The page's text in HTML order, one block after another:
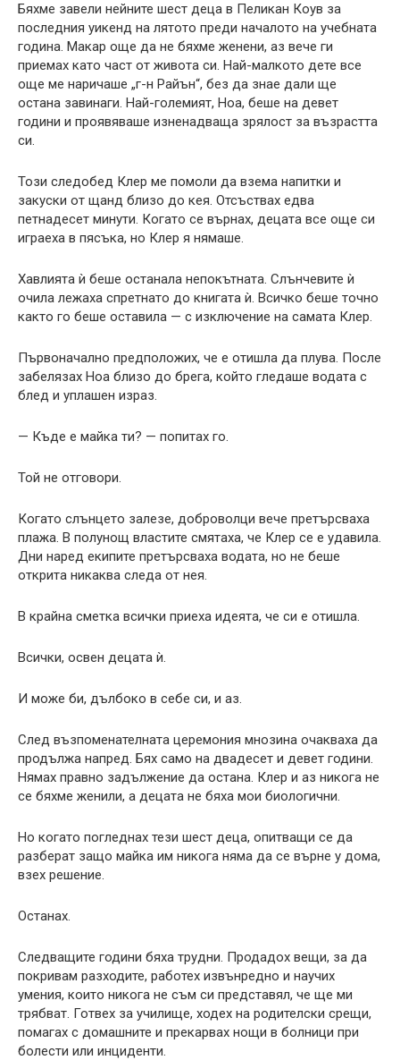
Бяхме завели нейните шест деца в Пеликан Коув за
последния уикенд на лятото преди началото на учебната
година. Макар още да не бяхме женени, аз вече ги
приемах като част от живота си. Най-малкото дете все
още ме наричаше „г-н Райън“, без да знае дали ще
остана завинаги. Най-големият, Ноа, беше на девет
години и проявяваше изненадваща зрялост за възрастта
си.
Този следобед Клер ме помоли да взема напитки и
закуски от щанд близо до кея. Отсъствах едва
петнадесет минути. Когато се върнах, децата все още си
играеха в пясъка, но Клер я нямаше.
Хавлията ѝ беше останала непокътната. Слънчевите ѝ
очила лежаха спретнато до книгата ѝ. Всичко беше точно
както го беше оставила — с изключение на самата Клер.
Първоначално предположих, че е отишла да плува. После
забелязах Ноа близо до брега, който гледаше водата с
блед и уплашен израз.
— Къде е майка ти? — попитах го.
Той не отговори.
Когато слънцето залезе, доброволци вече претърсваха
плажа. В полунощ властите смятаха, че Клер се е удавила.
Дни наред екипите претърсваха водата, но не беше
открита никаква следа от нея.
В крайна сметка всички приеха идеята, че си е отишла.
Всички, освен децата ѝ.
И може би, дълбоко в себе си, и аз.
След възпоменателната церемония мнозина очакваха да
продължа напред. Бях само на двадесет и девет години.
Нямах правно задължение да остана. Клер и аз никога не
се бяхме женили, а децата не бяха мои биологични.
Но когато погледнах тези шест деца, опитващи се да
разберат защо майка им никога няма да се върне у дома,
взех решение.
Останах.
Следващите години бяха трудни. Продадох вещи, за да
покривам разходите, работех извънредно и научих
умения, които никога не съм си представял, че ще ми
трябват. Готвех за училище, ходех на родителски срещи,
помагах с домашните и прекарвах нощи в болници при
болести или инциденти.